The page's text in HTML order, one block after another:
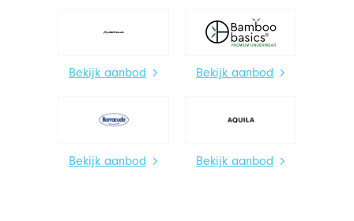
Bekijk aanbod Bekijk aanbod
Bekijk aanbod Bekijk aanbod